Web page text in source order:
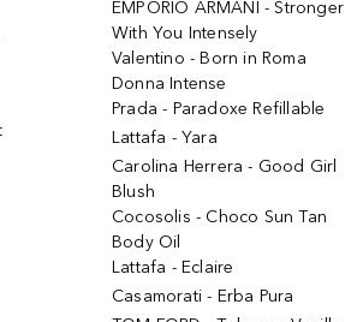
EMPORIO ARMANI - Stronger
With You Intensely
Valentino - Born in Roma
Donna Intense
Prada - Paradoxe Refillable
Lattafa - Yara
Carolina Herrera - Good Girl
Blush
Cocosolis - Choco Sun Tan
Body Oil
Lattafa - Eclaire
Casamorati - Erba Pura